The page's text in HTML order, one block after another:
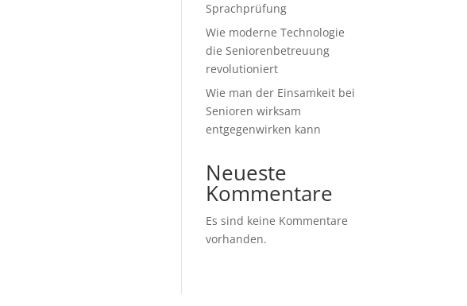
Sprachprüfung
Wie moderne Technologie
die Seniorenbetreuung
revolutioniert
Wie man der Einsamkeit bei
Senioren wirksam
entgegenwirken kann
Neueste
Kommentare
Es sind keine Kommentare
vorhanden.